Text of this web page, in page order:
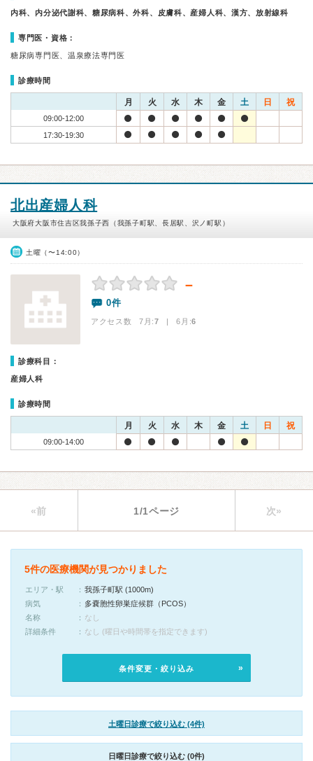
内科、内分泌代謝科、糖尿病科、外科、皮膚科、産婦人科、漢方、放射線科
専門医・資格：
糖尿病専門医、温泉療法専門医
診療時間
月 火 水 木 金 土 日 祝
09:00-12:00
17:30-19:30
北出産婦人科
大阪府大阪市住吉区我孫子西（我孫子町駅、長居駅、沢ノ町駅）
土曜（〜14:00）
－
0件
アクセス数 7月:7 | 6月:6
診療科目：
産婦人科
診療時間
月 火 水 木 金 土 日 祝
09:00-14:00
«前 1/1ページ 次»
5件の医療機関が見つかりました
エリア・駅
我孫子町駅 (1000m)
病気
多嚢胞性卵巣症候群（PCOS）
名称
なし
詳細条件
なし (曜日や時間帯を指定できます)
条件変更・絞り込み
土曜日診療で絞り込む (4件)
日曜日診療で絞り込む (0件)